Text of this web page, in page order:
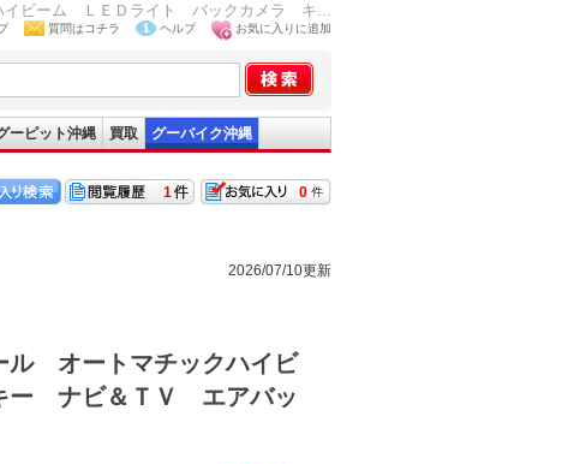
イビーム ＬＥＤライト バックカメラ キ...
質問はコチラ ヘルプ お気に入りに追加
ーピット沖縄 買取 グーバイク沖縄
0
1
2026/07/10更新
ル オートマチックハイビ
ナビ＆ＴＶ エアバッ